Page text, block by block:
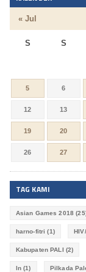
S S
« Jul
5 6
12 13
19 20
26 27
TAG KAMI
Asian Games 2018
harno-fitri (1)
Kabupaten PALI (2)
ln (1) Pilkada